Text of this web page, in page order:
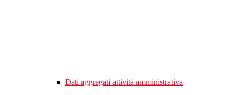
Dati aggregati attività amministrativa